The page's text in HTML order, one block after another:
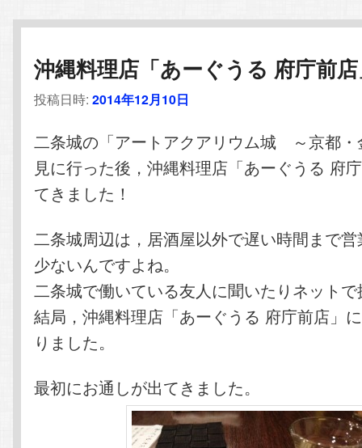
ン
コ
ン
テ
ン
へ
移
動
コ
ン
テ
ン
ツ
移
動
沖縄料理店「あーぐうる 府庁前
投稿日時:2014年12月10日
二条城の「アートアクアリウム城 ～京都・
見に行った後，沖縄料理店「あーぐうる 府
てきました！
二条城周辺は，居酒屋以外で遅い時間まで
少ないんですよね。
二条城で働いている友人に聞いたりネット
結局，沖縄料理店「あーぐうる 府庁前店」
りました。
最初にお通しが出てきました。